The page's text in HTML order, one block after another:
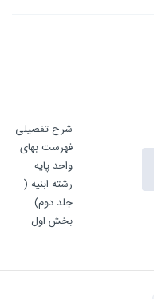
شرح تفصیلی
فهرست بهای
واحد پایه
رشته ابنیه (
جلد دوم)
بخش اول